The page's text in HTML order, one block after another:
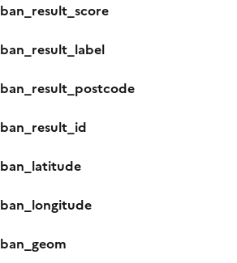
ban_result_score
ban_result_label
ban_result_postcode
ban_result_id
ban_latitude
ban_longitude
ban_geom